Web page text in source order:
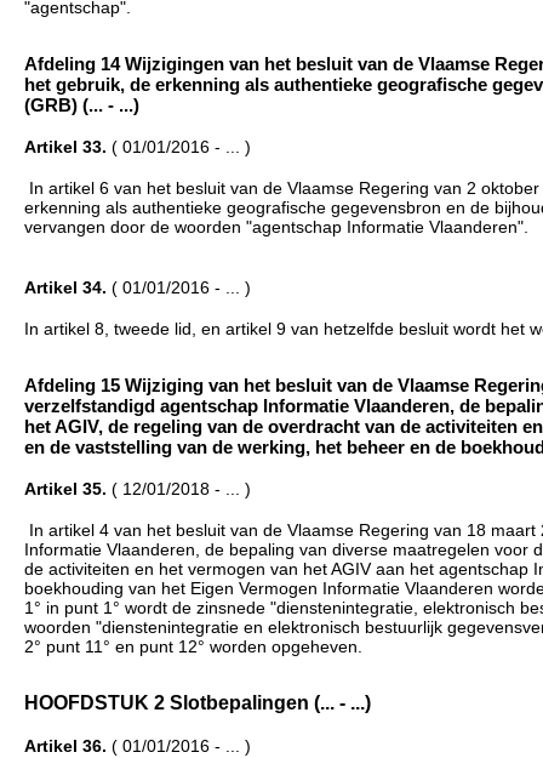
"agentschap".
Afdeling 14 Wijzigingen van het besluit van de Vlaamse
het gebruik, de erkenning als authentieke geografische
(GRB) (... - ...)
Artikel 33. ( 01/01/2016 - ... )
In artikel 6 van het besluit van de Vlaamse Regering van 2
erkenning als authentieke geografische gegevensbron en de
vervangen door de woorden "agentschap Informatie Vlaanderen".
Artikel 34. ( 01/01/2016 - ... )
In artikel 8, tweede lid, en artikel 9 van hetzelfde besluit wordt het
Afdeling 15 Wijziging van het besluit van de Vlaamse
verzelfstandigd agentschap Informatie Vlaanderen, de
het AGIV, de regeling van de overdracht van de activiteiten
en de vaststelling van de werking, het beheer en de
Artikel 35. ( 12/01/2018 - ... )
In artikel 4 van het besluit van de Vlaamse Regering van 18
Informatie Vlaanderen, de bepaling van diverse maatregelen voor
de activiteiten en het vermogen van het AGIV aan het
boekhouding van het Eigen Vermogen Informatie Vlaanderen
1° in punt 1° wordt de zinsnede "dienstenintegratie, elektronisch
woorden "dienstenintegratie en elektronisch bestuurlijk
2° punt 11° en punt 12° worden opgeheven.
HOOFDSTUK 2 Slotbepalingen (... - ...)
Artikel 36. ( 01/01/2016 - ... )